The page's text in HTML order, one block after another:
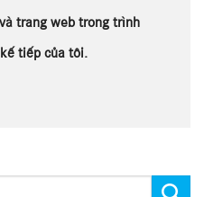
trang web trong trình
tiếp của tôi.